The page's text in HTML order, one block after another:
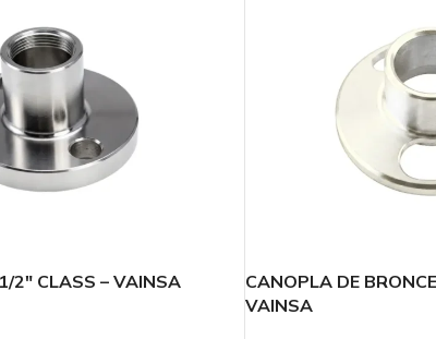
2″ CLASS – VAINSA
CANOPLA DE
VAINSA